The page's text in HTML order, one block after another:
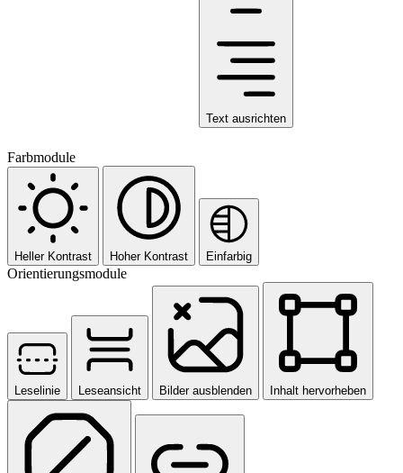
Text ausrichten
Farbmodule
Heller Kontrast Hoher Kontrast Einfarbig
Orientierungsmodule
Leselinie Leseansicht Bilder ausblenden Inhalt hervorheben